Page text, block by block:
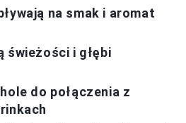
na smak i aromat
świeżości i głębi
do połączenia z